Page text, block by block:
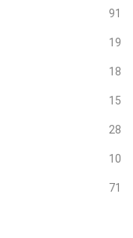
91
19
18
15
28
10
71